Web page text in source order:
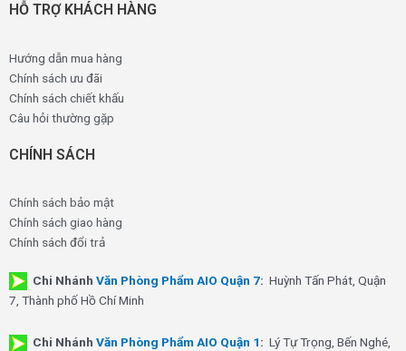
HỖ TRỢ KHÁCH HÀNG
Hướng dẫn mua hàng
Chính sách ưu đãi
Chính sách chiết khấu
Câu hỏi thường gặp
CHÍNH SÁCH
Chính sách bảo mật
Chính sách giao hàng
Chính sách đổi trả
Chi Nhánh Văn Phòng Phẩm AIO Quận 7: Huỳnh Tấn Phát, Quận
7, Thành phố Hồ Chí Minh
Chi Nhánh Văn Phòng Phẩm AIO Quận 1: Lý Tự Trọng, Bến Nghé,